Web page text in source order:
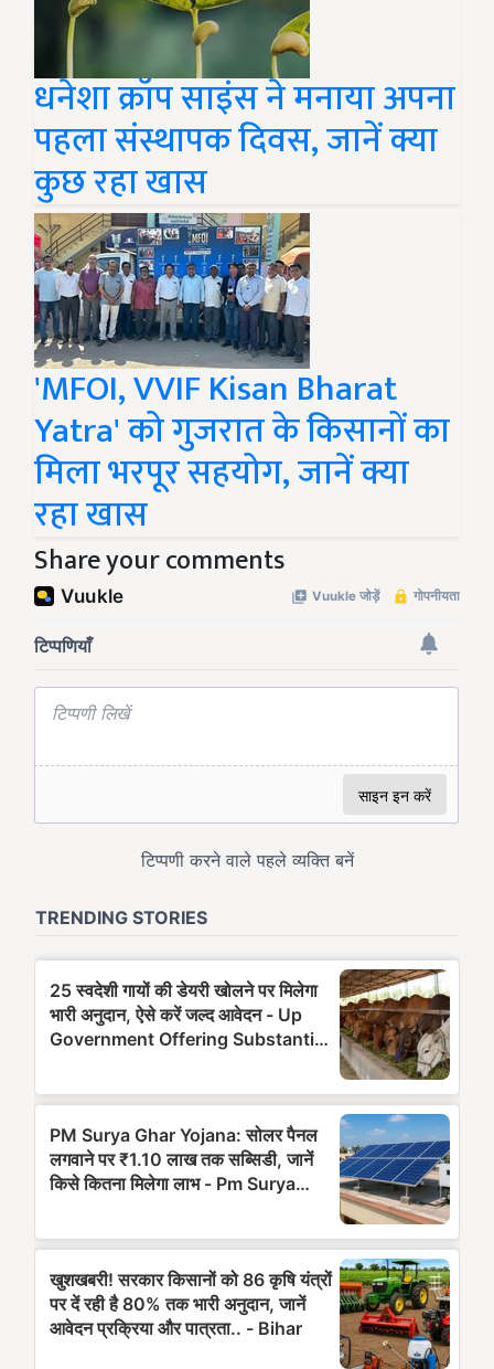
धनेशा क्रॉप साइंस ने मनाया अपना
पहला संस्थापक दिवस, जानें क्या
कुछ रहा खास
'MFOI, VVIF Kisan Bharat
Yatra' को गुजरात के किसानों का
मिला भरपूर सहयोग, जानें क्या
रहा खास
Share your comments